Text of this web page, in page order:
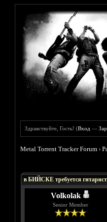
Здравствуйте, Гость! (Вход —
Metal Torrent Tracker Forum ›
в БИЙСКЕ требуется гитарист
Volkolak
Senior Member